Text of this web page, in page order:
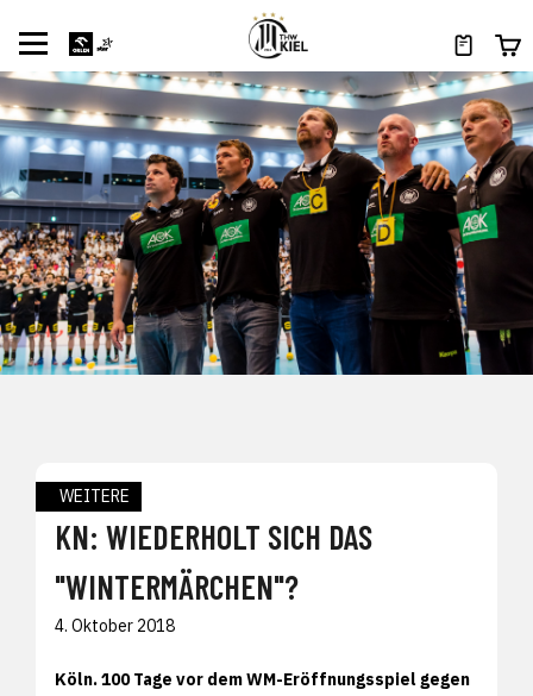
WEITERE
KN: WIEDERHOLT SICH DAS
"WINTERMÄRCHEN"?
4. Oktober 2018
Köln.100 Tage vor dem WM-Eröffnungsspiel gegen